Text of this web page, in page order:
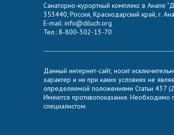
Санаторно-курортный комплекс в Анапе
353440, Россия, Краснодарский край, г.
E-mail: info@diluch.org
Тел.: 8-800-302-13-70
Данный интернет-сайт, носит
характер и ни при каких условиях не
определяемой положениями Статьи 437
Имеются противопоказания. Необходимо
специалистом.